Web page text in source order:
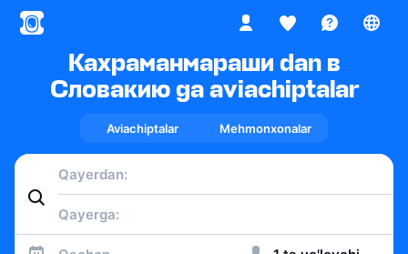
Кахраманмараши dan в
Словакию ga aviachiptalar
Aviachiptalar Mehmonxonalar